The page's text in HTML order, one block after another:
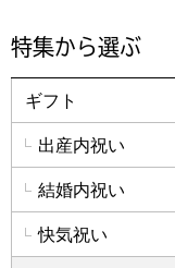
特集から選ぶ
ギフト
出産内祝い
結婚内祝い
快気祝い